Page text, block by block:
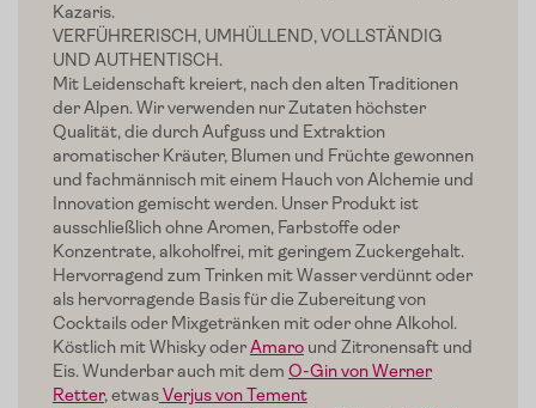
Kontakt
Login
Kazaris.
VERFÜHRERISCH, UMHÜLLEND, VOLLSTÄNDIG
UND AUTHENTISCH.
Mit Leidenschaft kreiert, nach den alten Traditionen
der Alpen. Wir verwenden nur Zutaten höchster
Qualität, die durch Aufguss und Extraktion
aromatischer Kräuter, Blumen und Früchte gewonnen
und fachmännisch mit einem Hauch von Alchemie und
Innovation gemischt werden. Unser Produkt ist
ausschließlich ohne Aromen, Farbstoffe oder
Konzentrate, alkoholfrei, mit geringem Zuckergehalt.
Hervorragend zum Trinken mit Wasser verdünnt oder
als hervorragende Basis für die Zubereitung von
Cocktails oder Mixgetränken mit oder ohne Alkohol.
Köstlich mit Whisky oderAmaround Zitronensaft und
Eis.Wunderbar auch mit dem O-Gin von Werner
Retter, etwasVerjus von Tement